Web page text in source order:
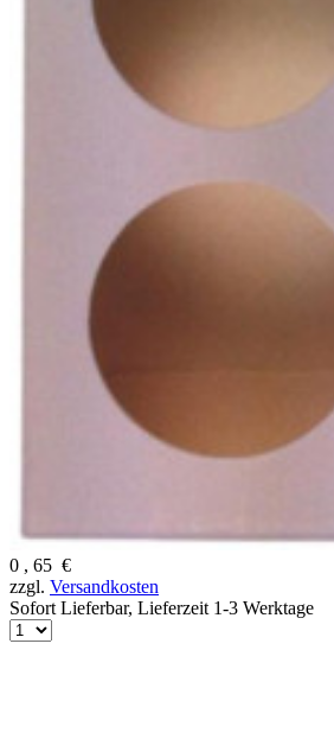
0 , 65 €
zzgl. Versandkosten
Sofort Lieferbar, Lieferzeit 1-3 Werktage